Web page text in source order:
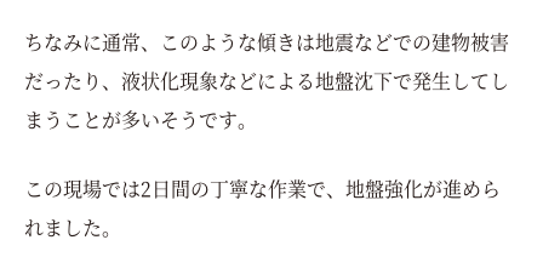
ちなみに通常、このような傾きは地震などでの建物被害
だったり、液状化現象などによる地盤沈下で発生してし
まうことが多いそうです。
この現場では2日間の丁寧な作業で、地盤強化が進めら
れました。